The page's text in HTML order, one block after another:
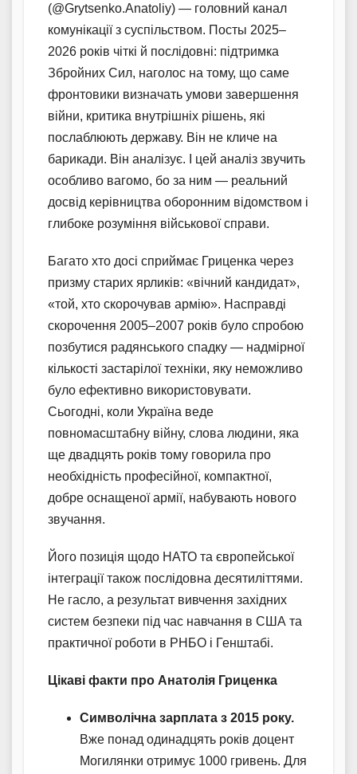
(@Grytsenko.Anatoliy) — головний канал
комунікації з суспільством. Посты 2025–
2026 років чіткі й послідовні: підтримка
Збройних Сил, наголос на тому, що саме
фронтовики визначать умови завершення
війни, критика внутрішніх рішень, які
послаблюють державу. Він не кличе на
барикади. Він аналізує. І цей аналіз звучить
особливо вагомо, бо за ним — реальний
досвід керівництва оборонним відомством і
глибоке розуміння військової справи.
Багато хто досі сприймає Гриценка через
призму старих ярликів: «вічний кандидат»,
«той, хто скорочував армію». Насправді
скорочення 2005–2007 років було спробою
позбутися радянського спадку — надмірної
кількості застарілої техніки, яку неможливо
було ефективно використовувати.
Сьогодні, коли Україна веде
повномасштабну війну, слова людини, яка
ще двадцять років тому говорила про
необхідність професійної, компактної,
добре оснащеної армії, набувають нового
звучання.
Його позиція щодо НАТО та європейської
інтеграції також послідовна десятиліттями.
Не гасло, а результат вивчення західних
систем безпеки під час навчання в США та
практичної роботи в РНБО і Генштабі.
Цікаві факти про Анатолія Гриценка
Символічна зарплата з 2015 року.
Вже понад одинадцять років доцент
Могилянки отримує 1000 гривень. Для